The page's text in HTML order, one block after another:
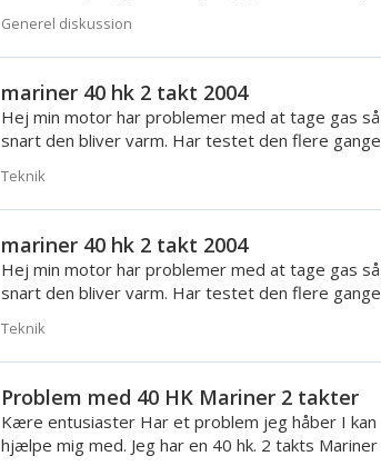
Generel diskussion
mariner 40 hk 2 takt 2004
Hej min motor har problemer med at tage gas så
snart den bliver varm. Har testet den flere gange
Teknik
mariner 40 hk 2 takt 2004
Hej min motor har problemer med at tage gas så
snart den bliver varm. Har testet den flere gange
Teknik
Problem med 40 HK Mariner 2 takter
Kære entusiaster Har et problem jeg håber I kan
hjælpe mig med. Jeg har en 40 hk. 2 takts Mariner